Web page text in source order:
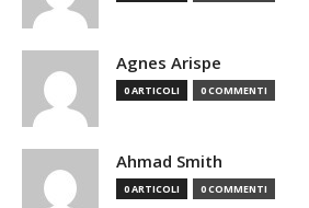
Agnes Arispe
0 ARTICOLI 0 COMMENTI
Ahmad Smith
0 ARTICOLI 0 COMMENTI